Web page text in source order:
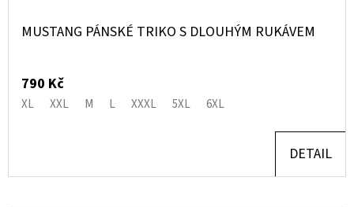
MUSTANG PÁNSKÉ TRIKO S DLOUHÝM RUKÁVEM
790 Kč
XL XXL M L XXXL 5XL 6XL
DETAIL